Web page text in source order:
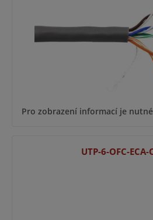
Pro zobrazení informací je
UTP-6-OFC-